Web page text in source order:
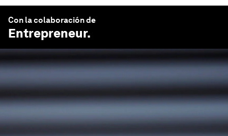
Con la colaboración de
Entrepreneur.